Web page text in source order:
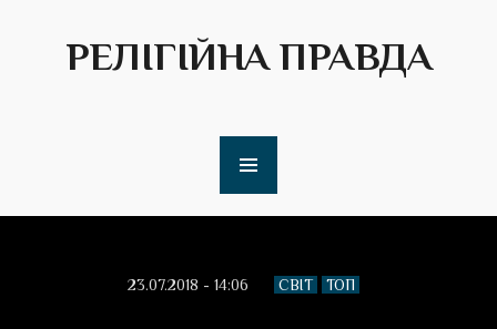
РЕЛІГІЙНА ПРАВДА
23.07.2018 - 14:06 СВІТ ТОП